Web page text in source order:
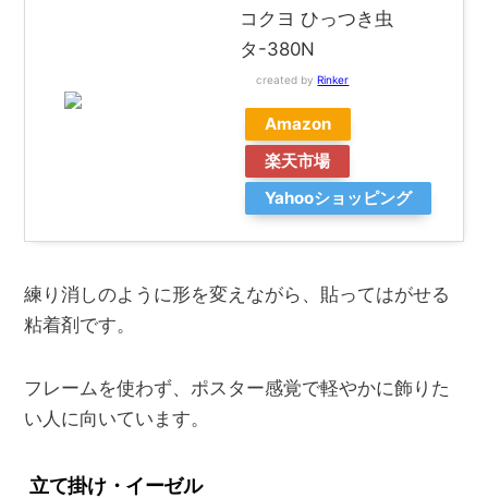
コクヨ ひっつき虫
タ-380N
created byRinker
Amazon
楽天市場
Yahooショッピング
練り消しのように形を変えながら、貼ってはがせる
粘着剤です。
フレームを使わず、ポスター感覚で軽やかに飾りた
い人に向いています。
立て掛け・イーゼル